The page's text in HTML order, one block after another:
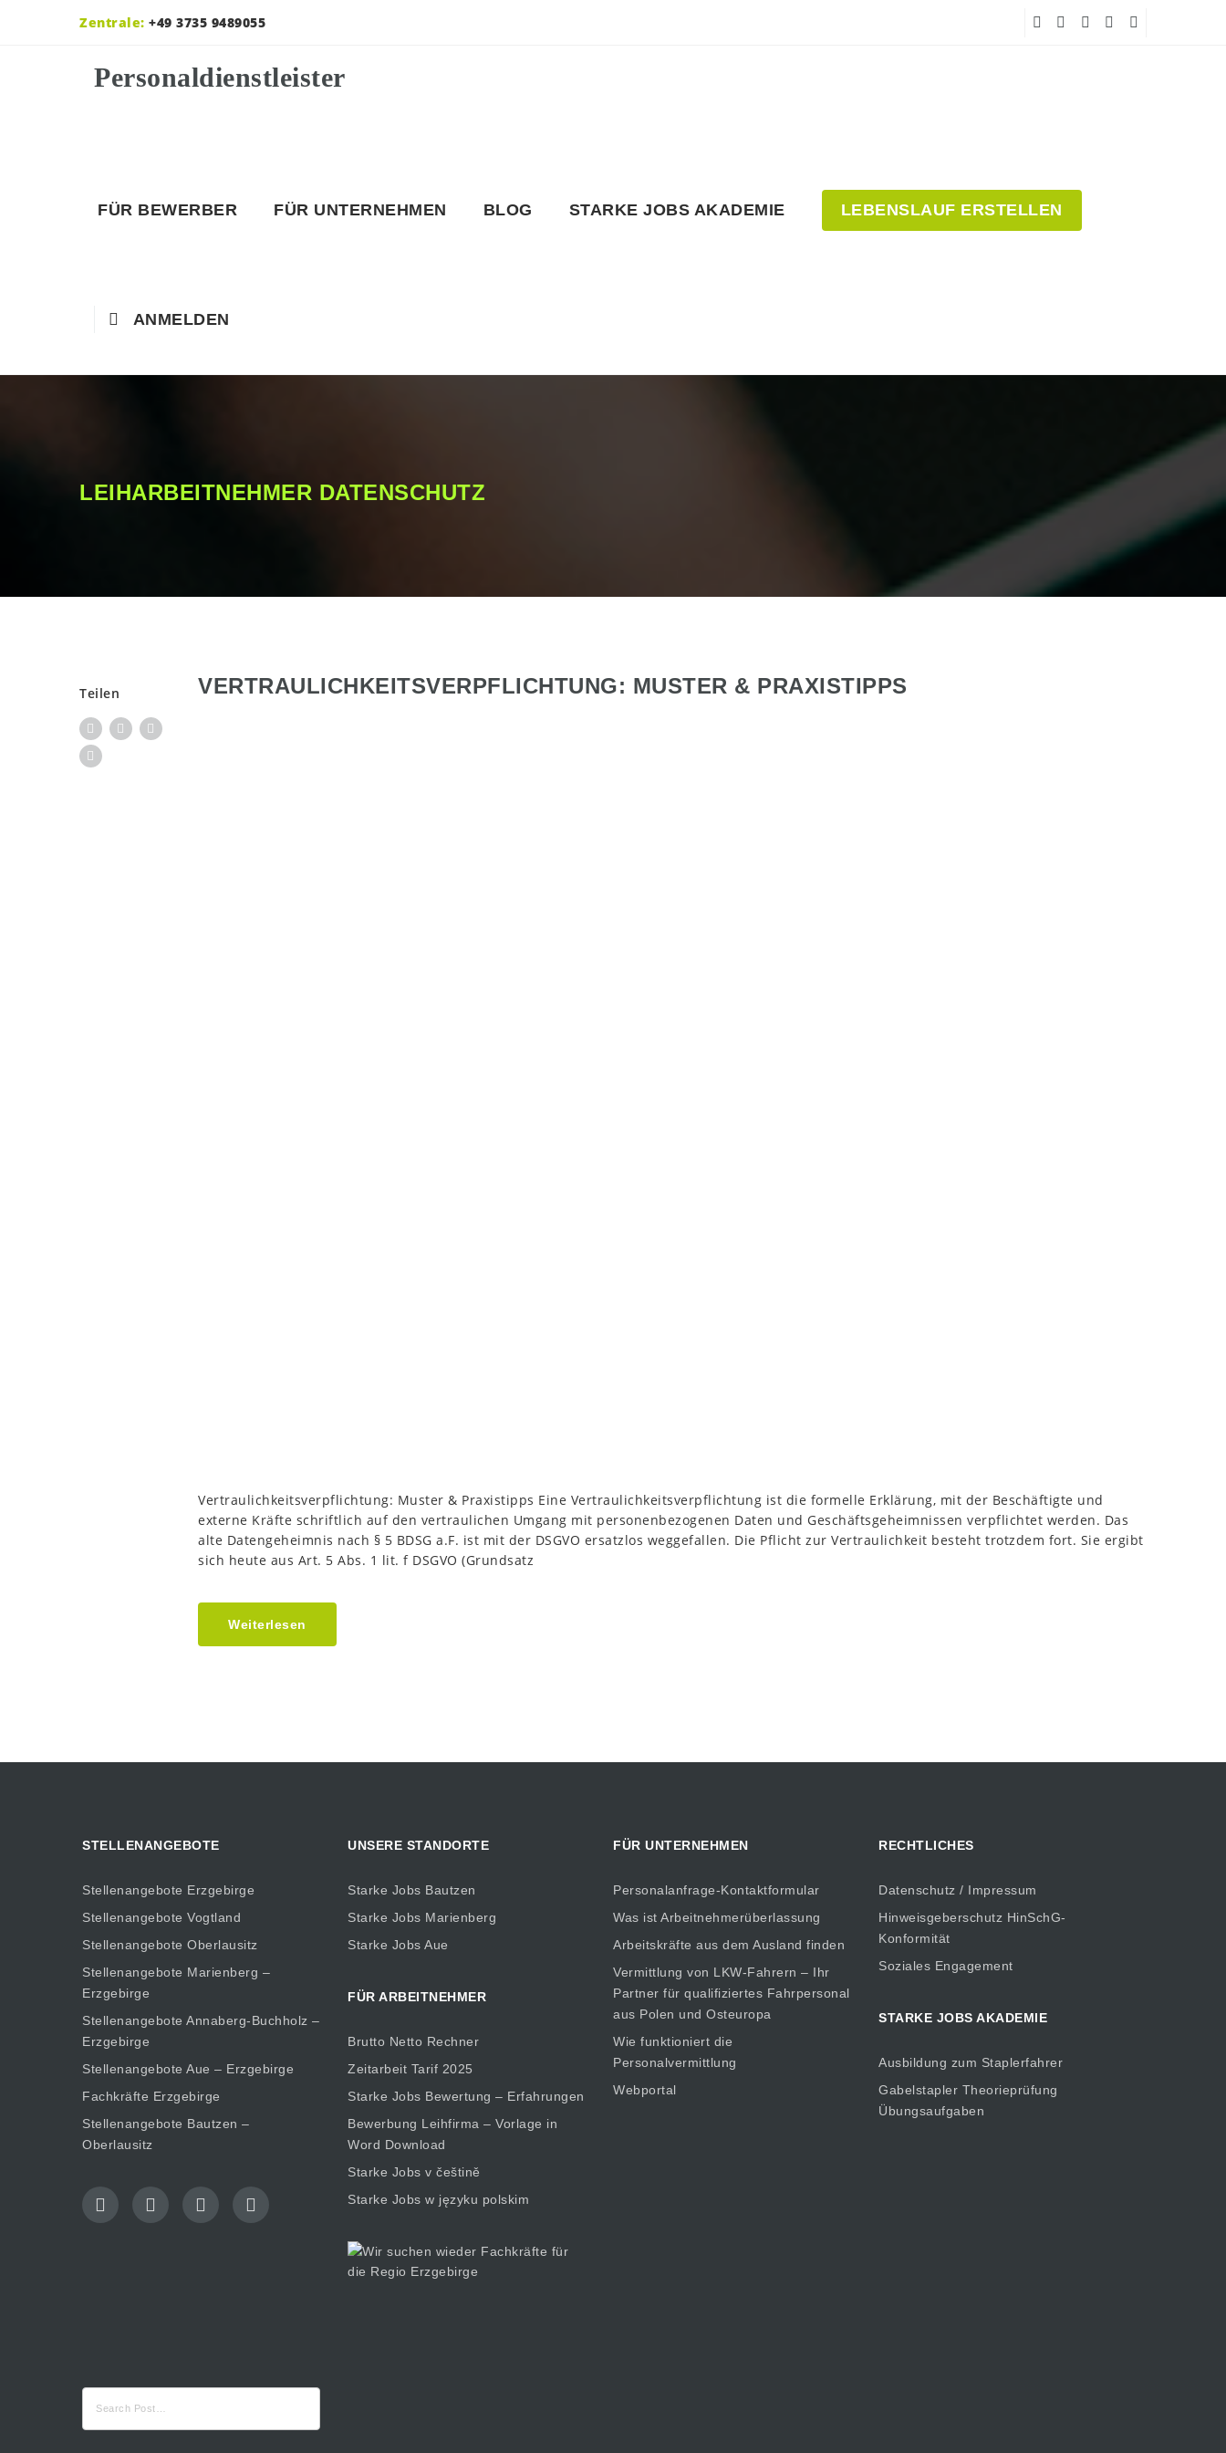
Zentrale: +49 3735 9489055
FÜR BEWERBER FÜR UNTERNEHMEN BLOG STARKE JOBS AKADEMIE LEBENSLAUF ERSTELLEN
ANMELDEN
LEIHARBEITNEHMER DATENSCHUTZ
Teilen VERTRAULICHKEITSVERPFLICHTUNG: MUSTER & PRAXISTIPPS
Vertraulichkeitsverpflichtung: Muster & Praxistipps Eine Vertraulichkeitsverpflichtung ist die formelle Erklärung, mit der Beschäftigte und
externe Kräfte schriftlich auf den vertraulichen Umgang mit personenbezogenen Daten und Geschäftsgeheimnissen verpflichtet werden. Das
alte Datengeheimnis nach § 5 BDSG a.F. ist mit der DSGVO ersatzlos weggefallen. Die Pflicht zur Vertraulichkeit besteht trotzdem fort. Sie ergibt
sich heute aus Art. 5 Abs. 1 lit. f DSGVO (Grundsatz
Weiterlesen
STELLENANGEBOTE
Stellenangebote Erzgebirge
Stellenangebote Vogtland
Stellenangebote Oberlausitz
Stellenangebote Marienberg –
Erzgebirge
Stellenangebote Annaberg-Buchholz –
Erzgebirge
Stellenangebote Aue – Erzgebirge
Fachkräfte Erzgebirge
Stellenangebote Bautzen –
Oberlausitz
nach:
UNSERE STANDORTE
Starke Jobs Bautzen
Starke Jobs Marienberg
Starke Jobs Aue
FÜR ARBEITNEHMER
Brutto Netto Rechner
Zeitarbeit Tarif 2025
Starke Jobs Bewertung – Erfahrungen
Bewerbung Leihfirma – Vorlage in
Word Download
Starke Jobs v češtině
Starke Jobs w języku polskim
FÜR UNTERNEHMEN
Personalanfrage-Kontaktformular
Was ist Arbeitnehmerüberlassung
Arbeitskräfte aus dem Ausland finden
Vermittlung von LKW-Fahrern – Ihr
Partner für qualifiziertes Fahrpersonal
aus Polen und Osteuropa
Wie funktioniert die
Personalvermittlung
Webportal
RECHTLICHES
Datenschutz / Impressum
Hinweisgeberschutz HinSchG-
Konformität
Soziales Engagement
STARKE JOBS AKADEMIE
Ausbildung zum Staplerfahrer
Gabelstapler Theorieprüfung
Übungsaufgaben